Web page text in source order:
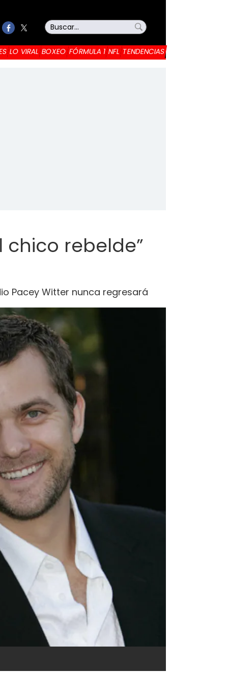
LO VIRAL BOXEO FÓRMULA 1 NFL TENDENCIAS
chico rebelde”
Pacey Witter nunca regresará